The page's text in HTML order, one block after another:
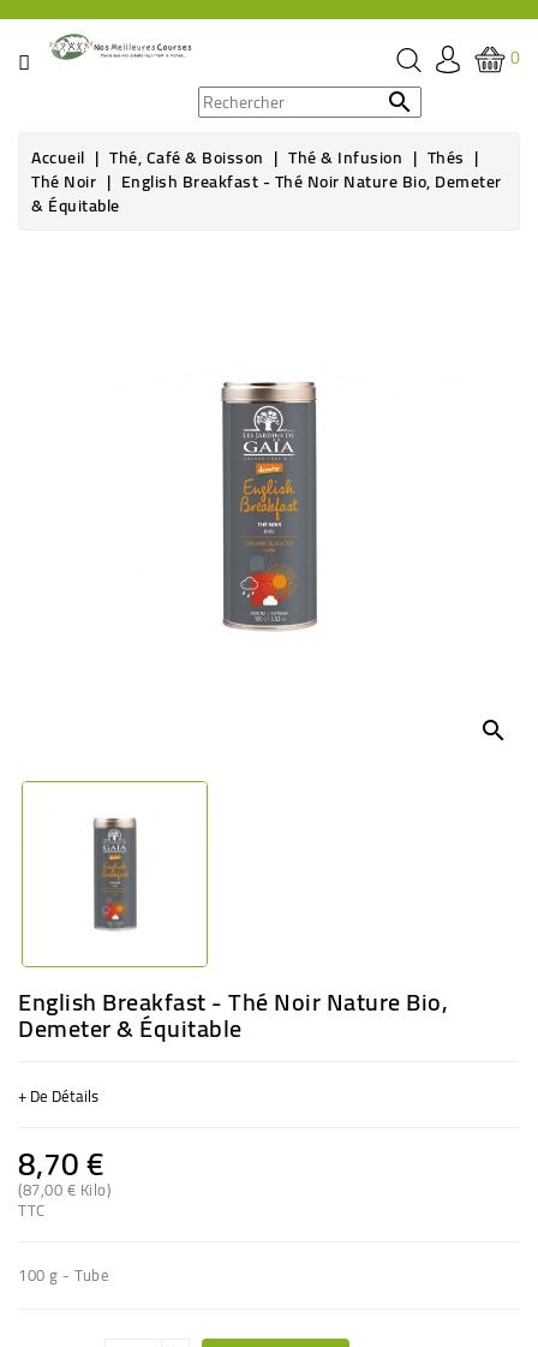
CATÉGORIE
ÉPICERIE
0

Accueil Thé, Café & Boisson Thé & Infusion Thés
Thé Noir English Breakfast - Thé Noir Nature Bio, Demeter
& Équitable
search
English Breakfast - Thé Noir Nature Bio,
Demeter & Équitable
+ De Détails
8,70 €
(87,00 € Kilo)
TTC
100 g - Tube